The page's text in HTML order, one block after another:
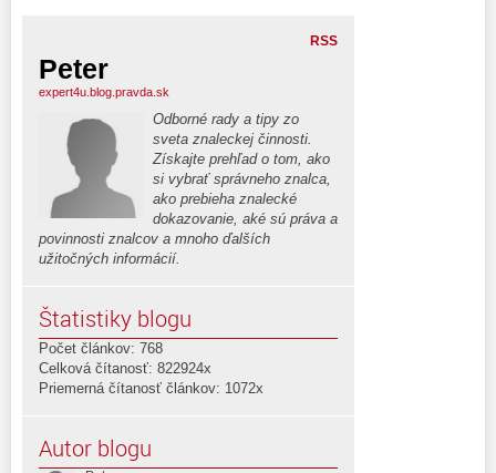
RSS
Peter
expert4u.blog.pravda.sk
Odborné rady a tipy zo
sveta znaleckej činnosti.
Získajte prehľad o tom, ako
si vybrať správneho znalca,
ako prebieha znalecké
dokazovanie, aké sú práva a
povinnosti znalcov a mnoho ďalších
užitočných informácií.
Štatistiky blogu
Počet článkov: 768
Celková čítanosť: 822924x
Priemerná čítanosť článkov: 1072x
Autor blogu